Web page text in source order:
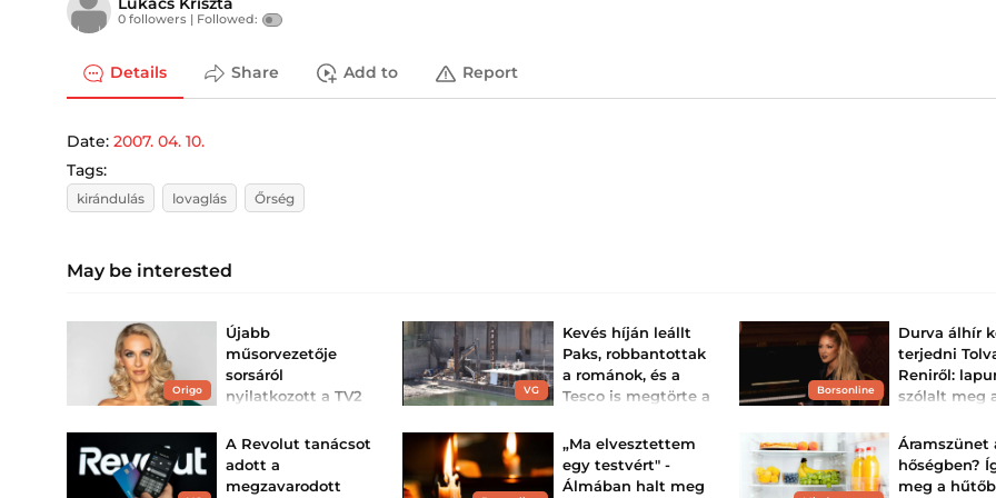
0 followers | Followed:
Details Share Add to Report
Date: 2007. 04. 10.
Tags:
kirándulás lovaglás Őrség
May be interested
Origo
Újabb
műsorvezetője
sorsáról
nyilatkozott a TV2
csatornánál.
VG
Kevés híján leállt
Paks, robbantottak
a románok, és a
Tesco is megtörte a
hálózat e...
Energiaválság, Paks, csőd
és reptéri taxis káosz: a
hét legfontosabb
Borsonline
Durva álhír
terjedni
Reniről:
szólalt meg
Tolvai Reni
ért vádakat.
A Revolut tanácsot
adott a
megzavarodott
„Ma elvesztettem
egy testvért" -
Álmában halt meg
Áramszünet
hőségben?
meg a